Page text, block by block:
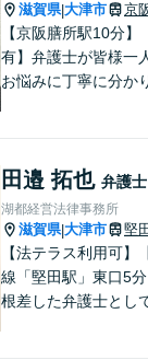
滋賀県|大津市 京
【京阪膳所駅10分】
有】弁護士が皆様一
お悩みに丁寧に分か
進できることがござ
どうぞ当事務所にご
さい。
田邉 拓也 弁護士
湖都経営法律事務所
滋賀県|大津市 堅
【法テラス利用可】
線「堅田駅」東口5
根差した弁護士とし